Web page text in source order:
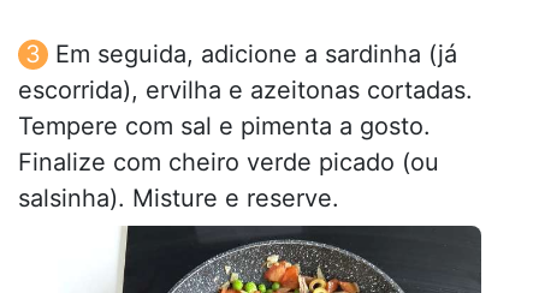
Em seguida, adicione a sardinha (já
escorrida), ervilha e azeitonas cortadas.
Tempere com sal e pimenta a gosto.
Finalize com cheiro verde picado (ou
salsinha). Misture e reserve.